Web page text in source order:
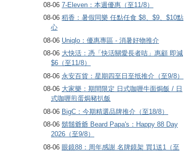
08-06 7-Eleven：本週優惠（至11/8）
08-06 稻香：暑假同樂 任點任食 $8、$9、$10點
心
08-06 Uniqlo：優惠專區 - 消暑好物推介
08-06 大快活：憑「快活關愛長者咭」惠顧 即減
$6（至11/8）
08-06 永安百貨：星期四至日至抵推介（至9/8）
08-06 大家樂：期間限定 日式咖喱牛面焗飯 / 日
式咖喱煎蛋焗豬扒飯
08-06 BigC：今期精選品牌推介（至18/8）
08-06 鬍鬚爺爺 Beard Papa's：Happy 88 Day
2026（至9/8）
08-06 眼鏡88：周年感謝 名牌鏡架 買1送1（至